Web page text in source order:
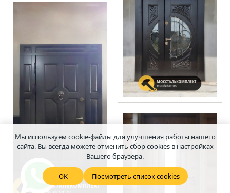
Мы используем cookie-файлы для улучшения работы нашего
сайта. Вы всегда можете отменить сбор cookies в настройках
Вашего браузера.
OK Посмотреть список cookies